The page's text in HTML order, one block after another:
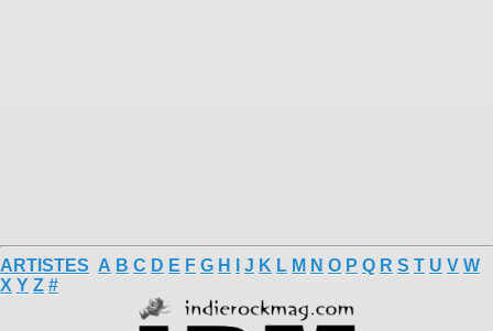
ARTISTES A B C D E F G H J K L M N O P Q R S T U V W
X Y Z #